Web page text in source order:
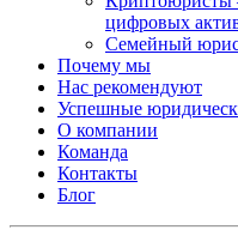
цифровых
Семейный
Почему мы
Нас рекомендуют
Успешные
О компании
Команда
Контакты
Блог